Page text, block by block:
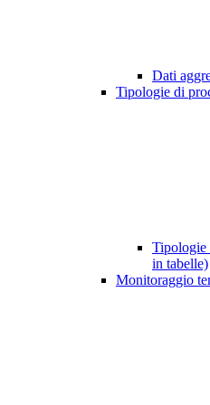
Dati
Tipologie di
Tipologie
in tabelle)
Monitoraggio